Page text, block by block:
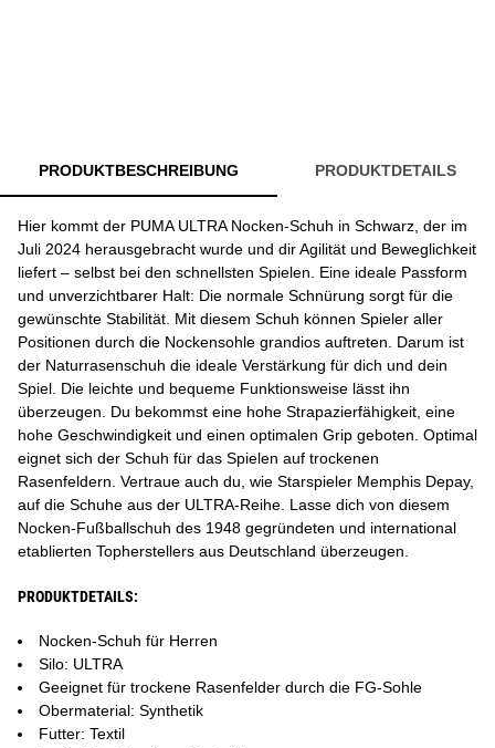
PRODUKTBESCHREIBUNG PRODUKTDETAILS
Hier kommt der PUMA ULTRA Nocken-Schuh in Schwarz, der im
Juli 2024 herausgebracht wurde und dir Agilität und Beweglichkeit
liefert – selbst bei den schnellsten Spielen. Eine ideale Passform
und unverzichtbarer Halt: Die normale Schnürung sorgt für die
gewünschte Stabilität. Mit diesem Schuh können Spieler aller
Positionen durch die Nockensohle grandios auftreten. Darum ist
der Naturrasenschuh die ideale Verstärkung für dich und dein
Spiel. Die leichte und bequeme Funktionsweise lässt ihn
überzeugen. Du bekommst eine hohe Strapazierfähigkeit, eine
hohe Geschwindigkeit und einen optimalen Grip geboten. Optimal
eignet sich der Schuh für das Spielen auf trockenen
Rasenfeldern. Vertraue auch du, wie Starspieler Memphis Depay,
auf die Schuhe aus der ULTRA-Reihe. Lasse dich von diesem
Nocken-Fußballschuh des 1948 gegründeten und international
etablierten Topherstellers aus Deutschland überzeugen.
PRODUKTDETAILS:
Nocken-Schuh für Herren
Silo: ULTRA
Geeignet für trockene Rasenfelder durch die FG-Sohle
Obermaterial: Synthetik
Futter: Textil